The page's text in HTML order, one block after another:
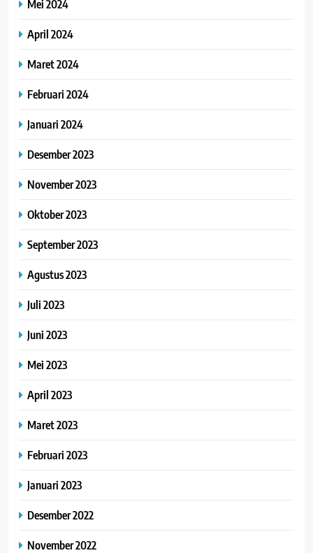
Mei 2024
April 2024
Maret 2024
Februari 2024
Januari 2024
Desember 2023
November 2023
Oktober 2023
September 2023
Agustus 2023
Juli 2023
Juni 2023
Mei 2023
April 2023
Maret 2023
Februari 2023
Januari 2023
Desember 2022
November 2022